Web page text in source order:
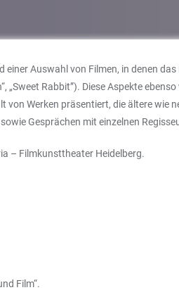
Auswahl von Filmen, in denen
Rabbit”). Diese Aspekte
von Werken präsentiert, die ältere
Gesprächen mit einzelnen
– Filmkunsttheater Heidelberg.
Film“.